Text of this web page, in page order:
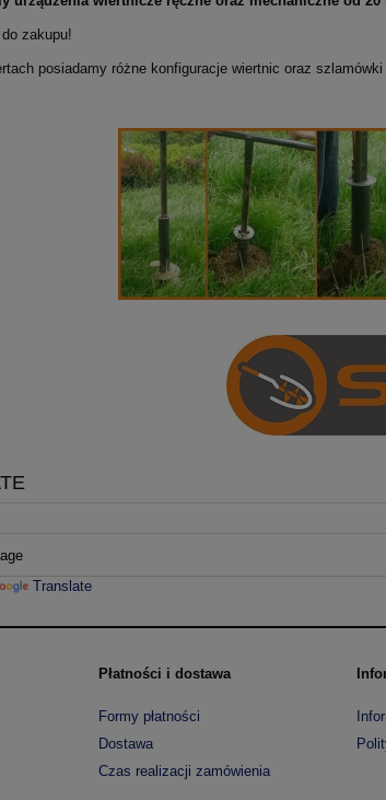
zakupu!
posiadamy różne konfiguracje wiertnic oraz
Translate
Płatności i dostawa
Formy płatności
Dostawa
Czas realizacji zamówienia